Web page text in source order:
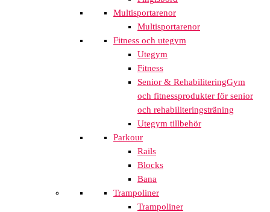
Multisportarenor
Multisportarenor
Fitness och utegym
Utegym
Fitness
Senior & RehabiliteringGym
och fitnessprodukter för senior
och rehabiliteringsträning
Utegym tillbehör
Parkour
Rails
Blocks
Bana
Trampoliner
Trampoliner